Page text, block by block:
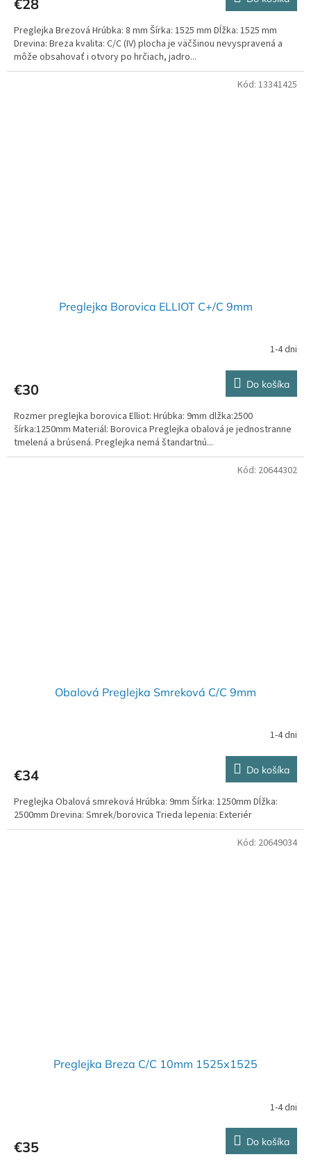
€28
Preglejka Brezová Hrúbka: 8 mm Šírka: 1525 mm Dĺžka: 1525 mm
Drevina: Breza kvalita: C/C (IV) plocha je väčšinou nevyspravená a
môže obsahovať i otvory po hrčiach, jadro...
Preglejka Borovica ELLIOT C+/C 9mm
1-4 dni
€30 Do košíka
Rozmer preglejka borovica Elliot: Hrúbka: 9mm dlžka:2500
šírka:1250mm Materiál: Borovica Preglejka obalová je jednostranne
tmelená a brúsená. Preglejka nemá štandartnú...
Kód: 13341425
Obalová Preglejka Smreková C/C 9mm
1-4 dni
€34 Do košíka
Preglejka Obalová smreková Hrúbka: 9mm Šírka: 1250mm Dĺžka:
2500mm Drevina: Smrek/borovica Trieda lepenia: Exteriér
Kód: 20644302
Preglejka Breza C/C 10mm 1525x1525
1-4 dni
€35 Do košíka
Kód: 20649034